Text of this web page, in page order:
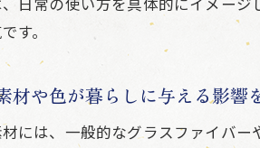
す。
材や色が暮らしに与える影響
には、一般的なグラスファイバ